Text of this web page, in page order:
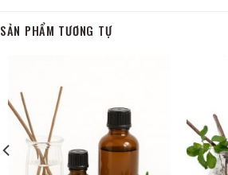
SẢN PHẨM TƯƠNG TỰ